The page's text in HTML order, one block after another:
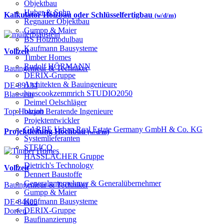
Objektbau
Huber & Sohn
Regnauer Objektbau
Gumpp & Maier
BS Holzmodulbau
Kaufmann Bausysteme
Timber Homes
Rudolf HÖRMANN
DERIX-Gruppe
Architekten & Bauingenieure
haascookzemmrich STUDIO2050
Deimel Oelschläger
bauart Beratende Ingenieure
Projektentwickler
GARBE Urban Real Estate Germany GmbH & Co. KG
Systemlieferanten
STEICO
HASSLACHER Gruppe
Dietrich's Technology
Dennert Baustoffe
Generalunternehmer & Generalübernehmer
Gumpp & Maier
Kaufmann Bausysteme
DERIX-Gruppe
Baufinanzierung
Kalkulator Holzbau oder Schlüsselfertigbau (w/d/m)
Vollzeit
Bauingenieur & Techniker
DE-89134
Blaustein
Top Holzjob
Projektleitung Hochbau(w/d/m)
Vollzeit
Bauingenieur & Techniker
DE-84405
Dorfen